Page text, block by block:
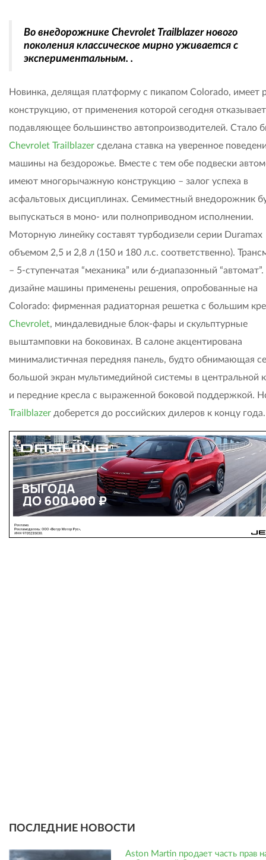
Во внедорожнике Chevrolet Trailblazer нового
поколения классическое мирно уживается с
экспериментальным. .
Новинка, делящая платформу с пикапом Colorado, имеет
конструкцию, от применения которой сегодня
подавляющее большинство автопроизводителей. Стало
Chevrolet Trailblazer сделана ставка на уверенное
машины на бездорожье. Вместе с тем обе подвески
имеют многорычажную конструкцию – залог успеха в
асфальтовых дисциплинах. Семиместный внедорожник
выпускаться в моно- или полноприводном исполнении.
Моторную линейку составят турбодизели серии Duramax
объемом 2,5 и 2,8 л (150 и 180 л.с. соответственно).
– 5-ступенчатая “механика” или 6-диапазонный “автомат”.
дизайне машины применены решения, опробованные на
Colorado: фирменная радиаторная решетка с большим
Chevrolet, миндалевидные блок-фары и скульптурные
выштамповки на боковинах. В салоне акцентирована
минималистичная передняя панель, будто обнимающая
большой экран мультимедийной системы в центральной
и передние кресла с выраженной боковой поддержкой.
Trailblazer доберется до российских дилеров к концу года.
ПОСЛЕДНИЕ НОВОСТИ
Aston Martin продает часть прав